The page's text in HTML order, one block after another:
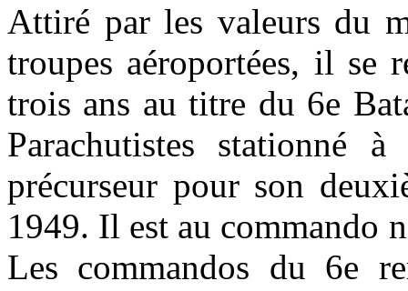
Attiré par les valeurs du
troupes aéroportées, il se
trois ans au titre du 6e
Parachutistes stationné
précurseur pour son
1949. Il est au commando
Les commandos du 6e